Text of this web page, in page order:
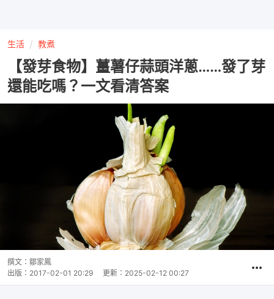
生活 教煮
【發芽食物】薑薯仔蒜頭洋蔥……發了芽
還能吃嗎？一文看清答案
撰文： 鄒家鳳
出版： 2017-02-01 20:29 更新： 2025-02-12 00:27